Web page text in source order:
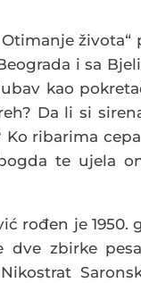
života“
i sa
kao
Da li si
Ko ribarima
te ujela
rođen je 1950.
dve zbirke